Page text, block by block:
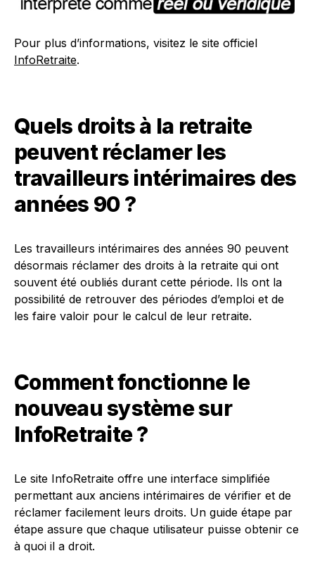
Pour plus d’informations, visitez le site officiel
InfoRetraite.
Quels droits à la retraite
peuvent réclamer les
travailleurs intérimaires des
années 90 ?
Les travailleurs intérimaires des années 90 peuvent
désormais réclamer des droits à la retraite qui ont
souvent été oubliés durant cette période. Ils ont la
possibilité de retrouver des périodes d’emploi et de
les faire valoir pour le calcul de leur retraite.
Comment fonctionne le
nouveau système sur
InfoRetraite ?
Le site InfoRetraite offre une interface simplifiée
permettant aux anciens intérimaires de vérifier et de
réclamer facilement leurs droits. Un guide étape par
étape assure que chaque utilisateur puisse obtenir ce
à quoi il a droit.